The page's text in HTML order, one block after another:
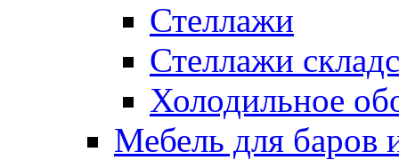
Стеллажи
Стеллажи
Холодильное
Мебель для баров